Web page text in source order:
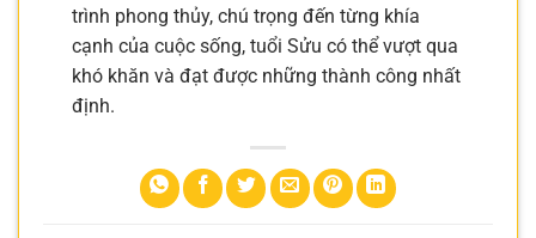
trình phong thủy, chú trọng đến từng khía
cạnh của cuộc sống, tuổi Sửu có thể vượt qua
khó khăn và đạt được những thành công nhất
định.